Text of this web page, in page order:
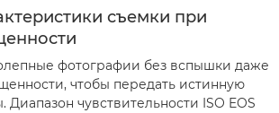
съемки при
фотографии без вспышки даже
чтобы передать истинную
чувствительности ISO EOS